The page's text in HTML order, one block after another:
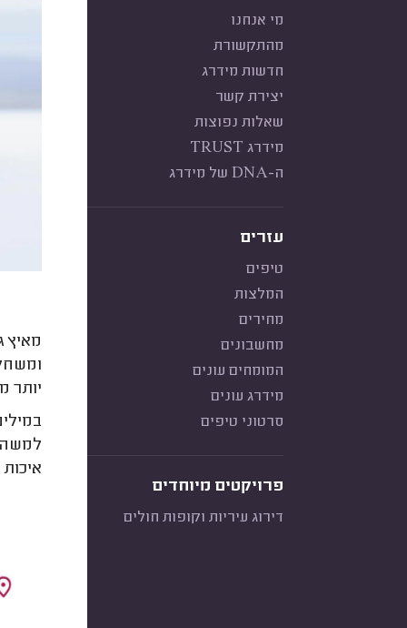
מי אנחנו
מהתקשורת
חדשות מידרג
יצירת קשר
שאלות נפוצות
מידרג TRUST
ה-DNA של מידרג
עזרים
טיפים
המלצות
מחירים
מחשבונים
המומחים עונים
מידרג עונים
סרטוני טיפים
פרויקטים מיוחדים
דירוג עיריות וקופות חולים
מאיץ
יותר